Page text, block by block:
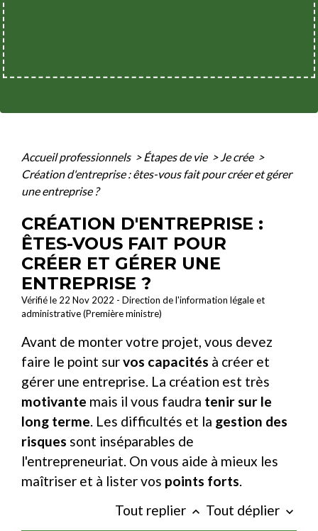
Accueil professionnels > Étapes de vie > Je crée >
Création d'entreprise : êtes-vous fait pour créer et gérer
une entreprise ?
CRÉATION D'ENTREPRISE :
ÊTES-VOUS FAIT POUR
CRÉER ET GÉRER UNE
ENTREPRISE ?
Vérifié le 22 Nov 2022 - Direction de l'information légale et
administrative (Première ministre)
Avant de monter votre projet, vous devez
faire le point survos capacités à créer et
gérer une entreprise. La création est très
motivante mais il vous faudra tenir sur le
long terme. Les difficultés et la gestion des
risques sont inséparables de
l'entrepreneuriat. On vous aide à mieux les
maîtriser et à lister vos points forts.
Tout replier keyboard_arrow_up Tout déplier keyboard_arrow_down